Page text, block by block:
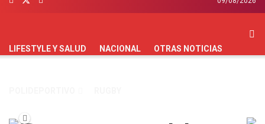
FÚTBOL
LIFESTYLE Y SALUD NACIONAL OTRAS NOTICIAS